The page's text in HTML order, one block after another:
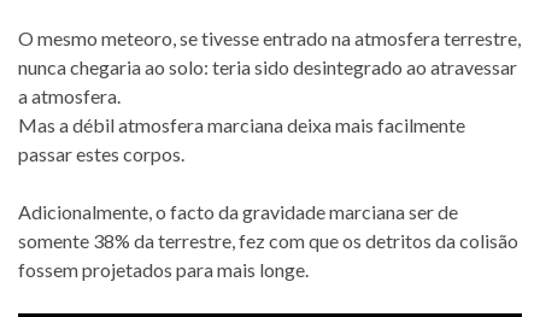
O mesmo meteoro, se tivesse entrado na atmosfera terrestre,
nunca chegaria ao solo: teria sido desintegrado ao atravessar
a atmosfera.
Mas a débil atmosfera marciana deixa mais facilmente
passar estes corpos.
Adicionalmente, o facto da gravidade marciana ser de
somente 38% da terrestre, fez com que os detritos da colisão
fossem projetados para mais longe.